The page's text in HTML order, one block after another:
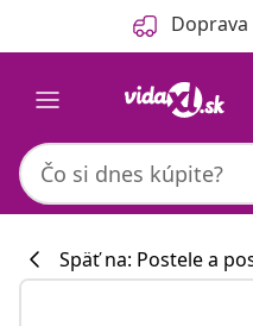
Predchádzajúce
Späť na: Postele a